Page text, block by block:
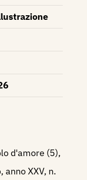
d'amore (5),
anno XXV, n.